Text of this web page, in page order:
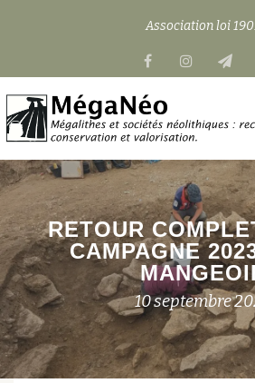
contenu
Association loi
fa-
fa-
fa-
RETOUR
CAMPAGNE
10 septembre